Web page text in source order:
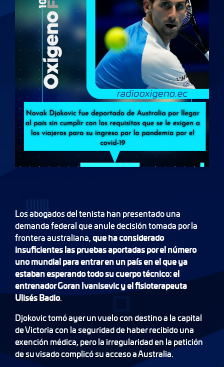
Los abogados del tenista han presentado una
demanda federal que anule decisión tomada por la
frontera australiana,que ha considerado
insuficientes las pruebas aportadas por el número
uno mundial para entrar en un país en el que ya
estaban esperando todo su cuerpo técnico: el
entrenador Goran Ivanisevic y el fisioterapeuta
Ulisés Badio.
Djokovic tomó ayer un vuelo con destino a la capital
de Victoria con la seguridad de haber recibido una
exención médica, pero la irregularidad en la petición
de su visado complicó su acceso a Australia.